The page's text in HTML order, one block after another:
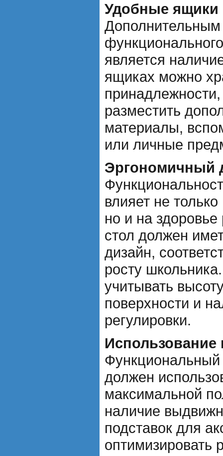
Удобные ящики
является
ящиках можно
разместить
материалы,
или личные
Эргономичный
влияет не
но и на
стол должен
дизайн,
росту
учитывать
поверхности и
регулировки.
Использование
должен
максимальной
наличие
подставок для
оптимизировать